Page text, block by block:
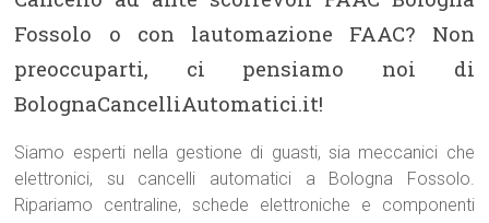
Fossolo o con lautomazione FAAC? Non
preoccuparti, ci pensiamo noi di
BolognaCancelliAutomatici.it!
Siamo esperti nella gestione di guasti, sia meccanici che
elettronici, su cancelli automatici a Bologna Fossolo.
Ripariamo centraline, schede elettroniche e componenti